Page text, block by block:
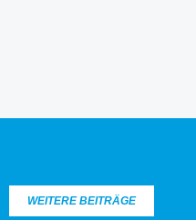
WEITERE BEITRÄGE